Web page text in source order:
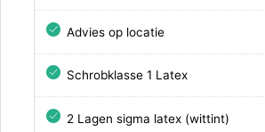
Advies op locatie
Schrobklasse 1 Latex
2 Lagen sigma latex (wittint)